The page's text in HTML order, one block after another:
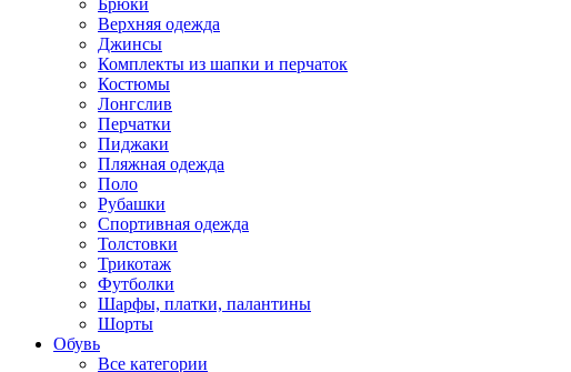
Брюки
Верхняя одежда
Джинсы
Комплекты из шапки и перчаток
Костюмы
Лонгслив
Перчатки
Пиджаки
Пляжная одежда
Поло
Рубашки
Спортивная одежда
Толстовки
Трикотаж
Футболки
Шарфы, платки, палантины
Шорты
Обувь
Все категории